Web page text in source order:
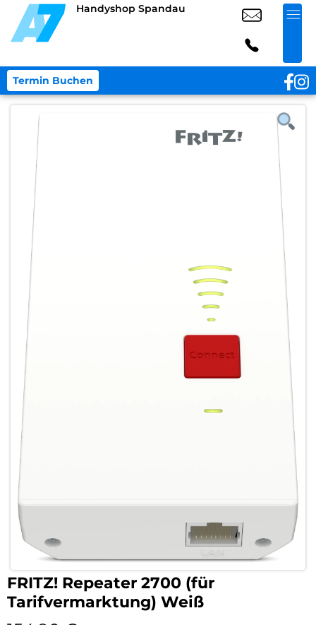
Handyshop Spandau
Termin Buchen
FRITZ! Repeater 2700 (für
Tarifvermarktung) Weiß